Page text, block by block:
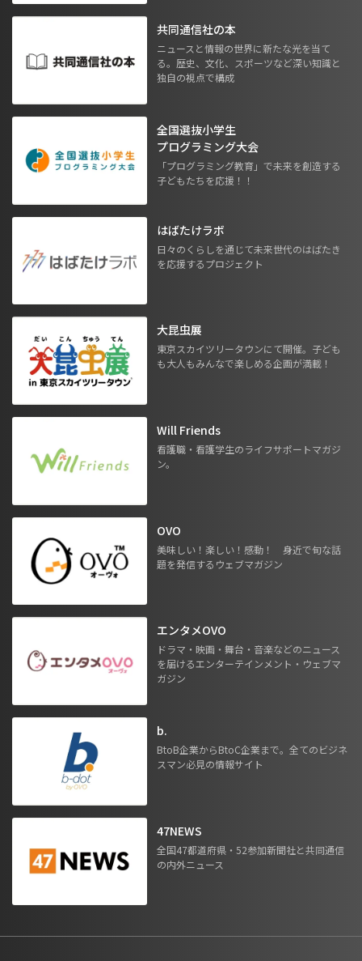
共同通信社の本
ニュースと情報の世界に新たな光を当て
る。歴史、文化、スポーツなど深い知識と
独自の視点で構成
全国選抜小学生
プログラミング大会
「プログラミング教育」で未来を創造する
子どもたちを応援！！
はばたけラボ
日々のくらしを通じて未来世代のはばたき
を応援するプロジェクト
大昆虫展
東京スカイツリータウンにて開催。子ども
も大人もみんなで楽しめる企画が満載！
Will Friends
看護職・看護学生のライフサポートマガジ
ン。
OVO
美味しい！楽しい！感動！ 身近で旬な話
題を発信するウェブマガジン
エンタメOVO
ドラマ・映画・舞台・音楽などのニュース
を届けるエンターテインメント・ウェブマ
ガジン
b.
BtoB企業からBtoC企業まで。全てのビジネ
スマン必見の情報サイト
47NEWS
全国47都道府県・52参加新聞社と共同通信
の内外ニュース